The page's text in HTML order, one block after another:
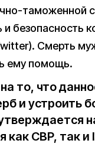
таможенной
безопасность
Смерть
ему помощь.
то, что
и устроить
как СBP, так и